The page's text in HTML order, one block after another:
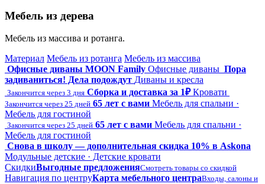
Мебель из дерева
Мебель из массива и ротанга.
Материал Мебель из ротанга Мебель из массива
Офисные диваны MOON Family Офисные диваны Пора
задиваниться! Дела подождут Диваны и кресла
Закончится через 3 дня Сборка и доставка за 1₽ Кровати
Закончится через 25 дней 65 лет с вами Мебель для спальни ·
Мебель для гостиной
Закончится через 25 дней 65 лет с вами Мебель для спальни ·
Мебель для гостиной
Снова в школу — дополнительная скидка 10% в Askona
Модульные детские · Детские кровати
СкидкиВыгодные предложенияСмотреть товары со скидкой
Навигация по центруКарта мебельного центраВходы, салоны и